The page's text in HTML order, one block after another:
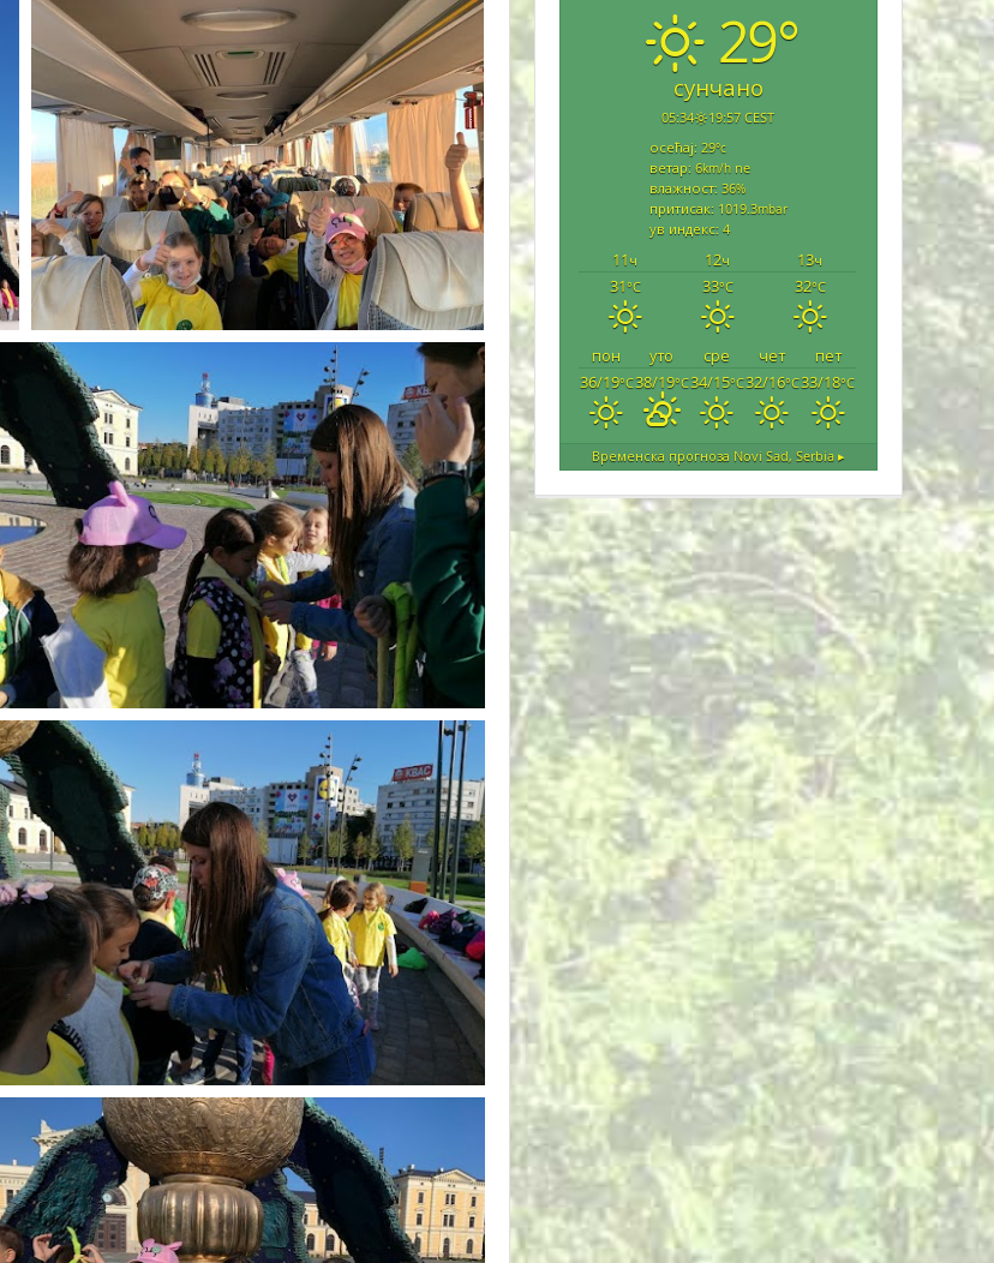
29°
сунчано
05:34 19:57 CEST
осећај: 29°c
ветар: 6km/hne
влажност: 36%
притисак: 1019.3mbar
ув индекс: 4
11 ч 12ч 13ч
31°C 33°C 32°C
пон уто сре чет
пет
36/19°C38/19°C34/15°C32/16°C33/18°C
Временска прогноза Novi Sad, Serbia ▸